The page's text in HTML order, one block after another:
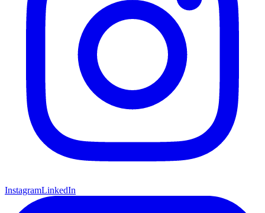
InstagramLinkedIn